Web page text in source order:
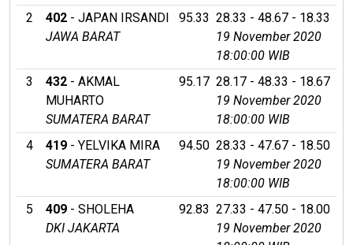
2
402 - JAPAN IRSANDI
JAWA BARAT
95.33 28.33 - 48.67 - 18.33
19 November 2020
18:00:00 WIB
3
432 - AKMAL
MUHARTO
SUMATERA BARAT
95.17 28.17 - 48.33 - 18.67
19 November 2020
18:00:00 WIB
4
419 - YELVIKA MIRA
SUMATERA BARAT
94.50 28.33 - 47.67 - 18.50
19 November 2020
18:00:00 WIB
5
409 - SHOLEHA
DKI JAKARTA
92.83 27.33 - 47.50 - 18.00
19 November 2020